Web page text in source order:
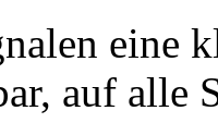
eine
auf alle